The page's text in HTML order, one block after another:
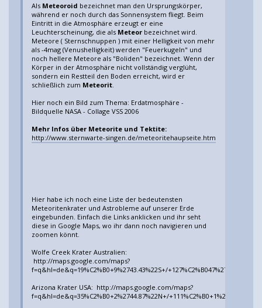
Als Meteoroid bezeichnet man den Ursprungskörper,
während er noch durch das Sonnensystem fliegt. Beim
Eintritt in die Atmosphäre erzeugt er eine
Leuchterscheinung, die als Meteor bezeichnet wird.
Meteore ( Sternschnuppen ) mit einer Helligkeit von mehr
als -4mag (Venushelligkeit) werden "Feuerkugeln" und
noch hellere Meteore als "Boliden" bezeichnet. Wenn der
Körper in der Atmosphäre nicht vollständig verglüht,
sondern ein Restteil den Boden erreicht, wird er
schließlich zum Meteorit
Hier noch ein Bild zum Thema: Erdatmosphäre -
Bildquelle NASA - Collage VSS 2006
Mehr Infos über Meteorite und Tektite:
http://www.sternwarte-singen.de/meteoritehaupseite.htm
Hier habe ich noch eine Liste der bedeutensten
Meteoritenkrater und Astrobleme auf unserer Erde
eingebunden. Einfach die Links anklicken und ihr seht
diese in Google Maps, wo ihr dann noch navigieren und
zoomen könnt.
Wolfe Creek Krater Australien:
http://maps.google.com/maps?
f=q&hl=de&q=19%C2%B0+9%2743.43%22S+/
Arizona Krater USA: http://maps.google.com/maps?
f=q&hl=de&q=35%C2%B0+2%2744.87%22N+/